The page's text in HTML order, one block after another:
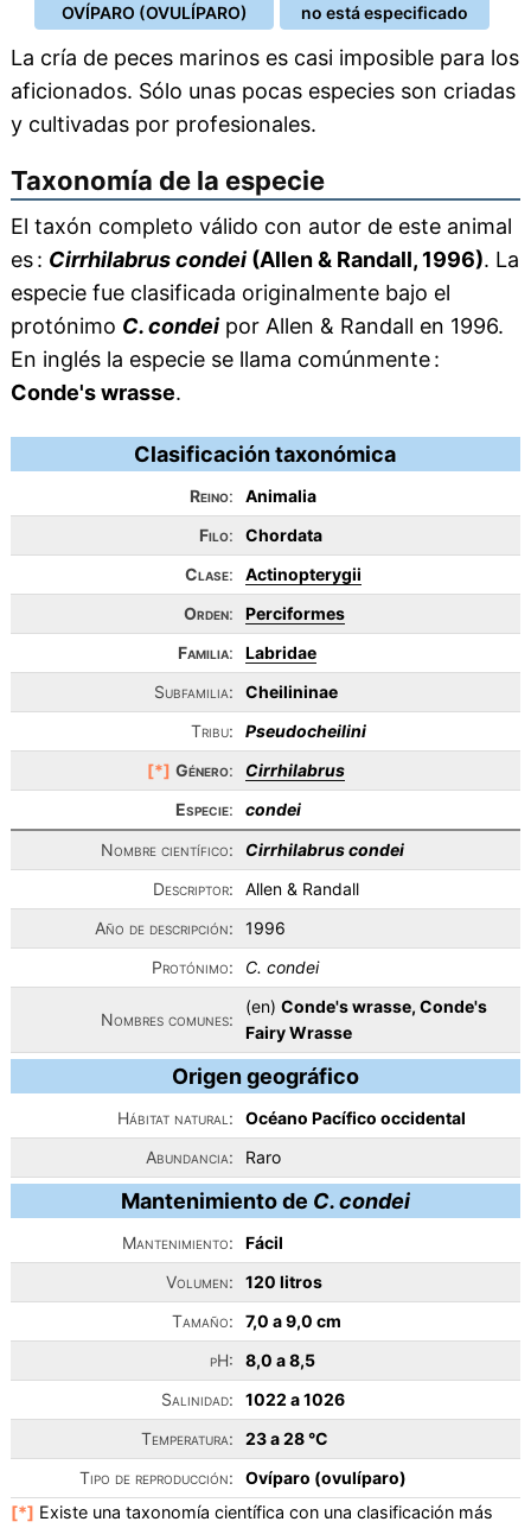
OVÍPARO (OVULÍPARO) no está especificado
La cría de peces marinos es casi imposible para los
aficionados. Sólo unas pocas especies son criadas
y cultivadas por profesionales.
Taxonomía de la especie
El taxón completo válido con autor de este animal
es : Cirrhilabrus condei(Allen & Randall, 1996). La
especie fue clasificada originalmente bajo el
protónimo C. condeipor Allen & Randall en 1996.
En inglés la especie se llama comúnmente :
Conde's wrasse.
Clasificación taxonómica
Reino:
Animalia
Filo:
Chordata
Clase:
Actinopterygii
Orden:
Perciformes
Familia:
Labridae
Subfamilia:
Cheilininae
Tribu:
Pseudocheilini
[*] Género:
Cirrhilabrus
Especie:
condei
Nombre científico:
Cirrhilabrus condei
Descriptor:
Allen & Randall
Año de descripción:
1996
Protónimo:
C. condei
Nombres comunes:
(en) Conde's wrasse, Conde's
Fairy Wrasse
Origen geográfico
Hábitat natural:
Océano Pacífico occidental
Abundancia:
Raro
Mantenimiento de C. condei
Mantenimiento:
Fácil
Volumen:
120 litros
Tamaño:
7,0 a 9,0 cm
pH:
8,0 a 8,5
Salinidad:
1022 a 1026
Temperatura:
23 a 28 °C
Tipo de reproducción:
Ovíparo (ovulíparo)
[*] Existe una taxonomía científica con una clasificación más